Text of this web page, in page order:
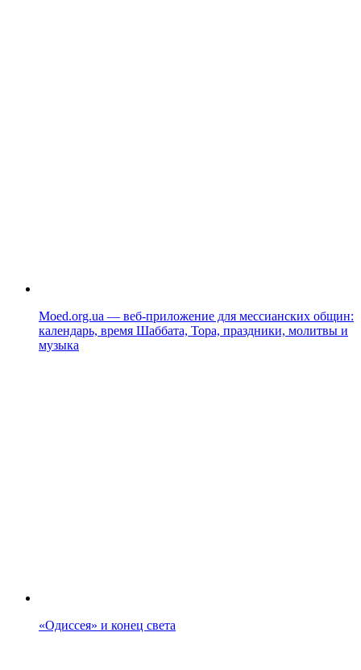
Moed.org.ua — веб-приложение для мессианских общин:
календарь, время Шаббата, Тора, праздники, молитвы и
музыка
«Одиссея» и конец света